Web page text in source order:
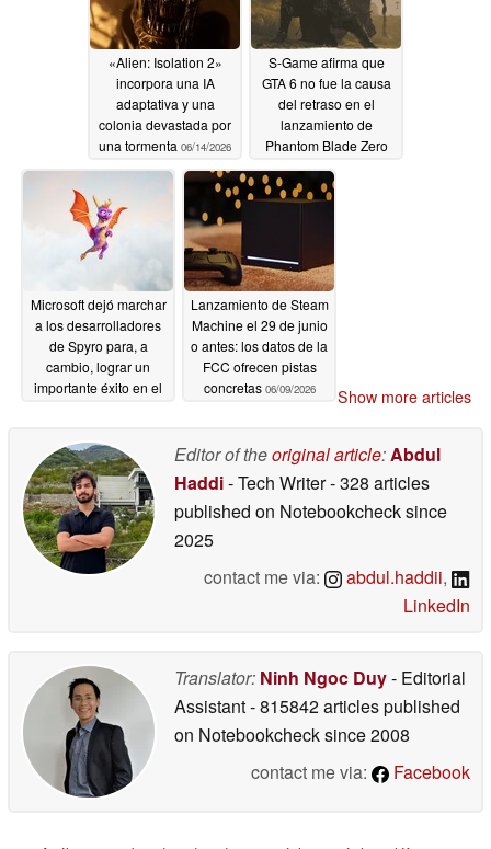
«Alien: Isolation 2»
incorpora una IA
adaptativa y una
colonia devastada por
una tormenta 06/14/2026
S-Game afirma que
GTA 6 no fue la causa
del retraso en el
lanzamiento de
Phantom Blade Zero
06/14/2026
Microsoft dejó marchar
a los desarrolladores
de Spyro para, a
cambio, lograr un
importante éxito en el
Lanzamiento de Steam
Machine el 29 de junio
o antes: los datos de la
FCC ofrecen pistas
concretas 06/09/2026 Show more articles
Editor of theoriginal article:Abdul
Haddi- Tech Writer- 328 articles
published on Notebookchecksince
2025
contact me via:
abdul.haddii,
LinkedIn
Translator: Ninh Ngoc Duy- Editorial
Assistant- 815842 articles published
on Notebookchecksince 2008
contact me via:
Facebook